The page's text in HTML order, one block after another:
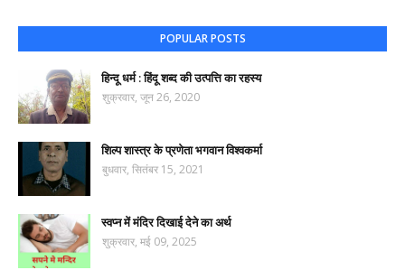
POPULAR POSTS
हिन्दू धर्म : हिंदू शब्द की उत्पत्ति का रहस्य
शुक्रवार, जून 26, 2020
शिल्प शास्त्र के प्रणेता भगवान विश्वकर्मा
बुधवार, सितंबर 15, 2021
स्वप्न में मंदिर दिखाई देने का अर्थ
शुक्रवार, मई 09, 2025